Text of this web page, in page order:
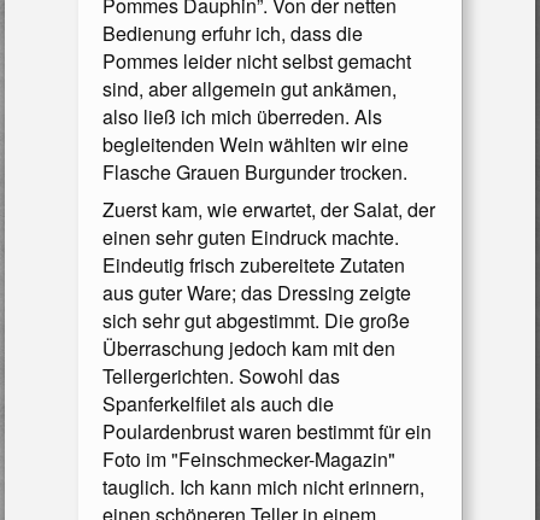
Pommes Dauphin”. Von der netten
Bedienung erfuhr ich, dass die
Pommes leider nicht selbst gemacht
sind, aber allgemein gut ankämen,
also ließ ich mich überreden. Als
begleitenden Wein wählten wir eine
Flasche Grauen Burgunder trocken.
Zuerst kam, wie erwartet, der Salat, der
einen sehr guten Eindruck machte.
Eindeutig frisch zubereitete Zutaten
aus guter Ware; das Dressing zeigte
sich sehr gut abgestimmt. Die große
Überraschung jedoch kam mit den
Tellergerichten. Sowohl das
Spanferkelfilet als auch die
Poulardenbrust waren bestimmt für ein
Foto im "Feinschmecker-Magazin"
tauglich. Ich kann mich nicht erinnern,